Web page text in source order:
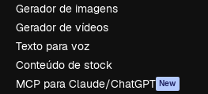
Gerador de imagens
Gerador de vídeos
Texto para voz
Conteúdo de stock
MCP para Claude/ChatGPT New